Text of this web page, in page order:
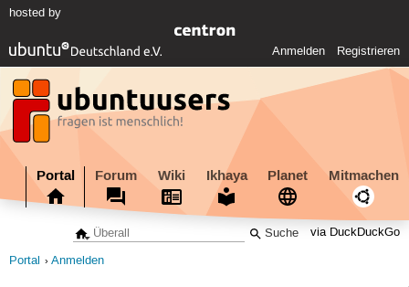
hosted by
Anmelden Registrieren
Portal Forum Wiki Ikhaya Planet Mitmachen
via DuckDuckGo
Portal Anmelden